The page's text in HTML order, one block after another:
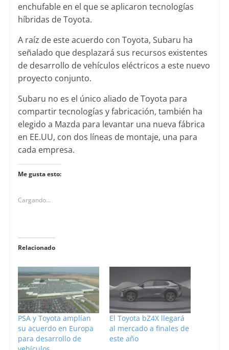
enchufable en el que se aplicaron tecnologías
híbridas de Toyota.
A raíz de este acuerdo con Toyota, Subaru ha
señalado que desplazará sus recursos existentes
de desarrollo de vehículos eléctricos a este nuevo
proyecto conjunto.
Subaru no es el único aliado de Toyota para
compartir tecnologías y fabricación, también ha
elegido a Mazda para levantar una nueva fábrica
en EE.UU, con dos líneas de montaje, una para
cada empresa.
Me gusta esto:
Cargando...
Relacionado
PSA y Toyota amplían
su acuerdo en Europa
para desarrollo de
El Toyota bZ4X llegará
al mercado a finales de
este año